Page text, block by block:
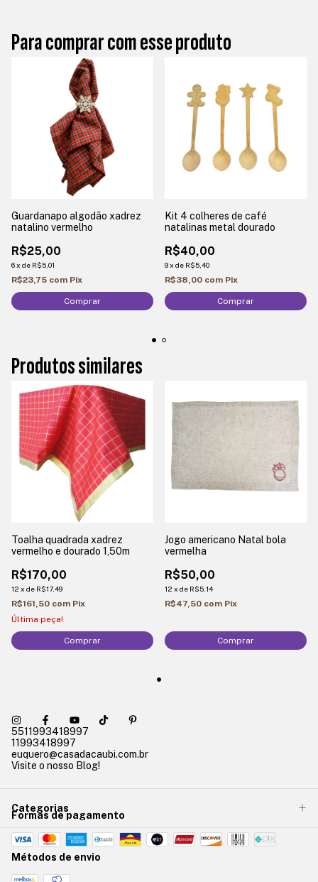
Para comprar com esse produto
Guardanapo algodão xadrez
natalino vermelho
R$25,00
6x de R$5,01
R$23,75 com Pix
Kit 4 colheres de café
natalinas metal dourado
R$40,00
9x de R$5,40
R$38,00 com Pix
Produtos similares
Toalha quadrada xadrez
vermelho e dourado 1,50m
R$170,00
12 x de R$17,49
R$161,50 com Pix
Última peça!
Comprar
Jogo americano Natal bola
vermelha
R$50,00
12 x de R$5,14
R$47,50 com Pix
5511993418997
11993418997
euquero@casadacaubi.com.br
Visite o nosso Blog!
Categorias
Formas de pagamento
Métodos de envio